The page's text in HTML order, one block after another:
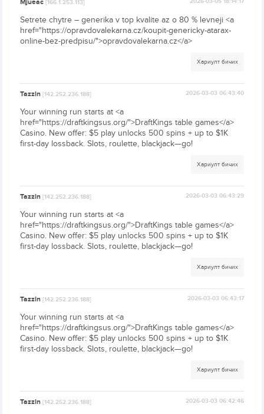
Mjueac [166.1.253.113] 2026-03-05 18:14:17
Setrete chytre – generika v top kvalite az o 80 % levneji <a
href="https://opravdovalekarna.cz/koupit-genericky-atarax-
online-bez-predpisu/">opravdovalekarna.cz</a>
Хариулт бичих
Tazzln[142.252.236.188] 2026-03-03 06:43:40
Your winning run starts at <a
href="https://draftkingsus.org/">DraftKings table games</a>
Casino. New offer: $5 play unlocks 500 spins + up to $1K
first-day lossback. Slots, roulette, blackjack—go!
Хариулт бичих
Tazzln[142.252.236.188] 2026-03-03 06:43:29
Your winning run starts at <a
href="https://draftkingsus.org/">DraftKings table games</a>
Casino. New offer: $5 play unlocks 500 spins + up to $1K
first-day lossback. Slots, roulette, blackjack—go!
Хариулт бичих
Tazzln[142.252.236.188] 2026-03-03 06:43:17
Your winning run starts at <a
href="https://draftkingsus.org/">DraftKings table games</a>
Casino. New offer: $5 play unlocks 500 spins + up to $1K
first-day lossback. Slots, roulette, blackjack—go!
Хариулт бичих
Tazzln[142.252.236.188] 2026-03-03 06:42:46